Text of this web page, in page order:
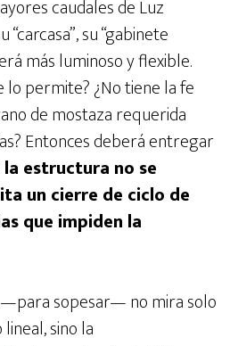
caudales de Luz
su “gabinete
más luminoso y flexible.
lo permite? ¿No tiene la fe
de mostaza requerida
Entonces deberá entregar
la estructura no se
un cierre de ciclo de
que impiden la
sopesar— no mira solo
sino la